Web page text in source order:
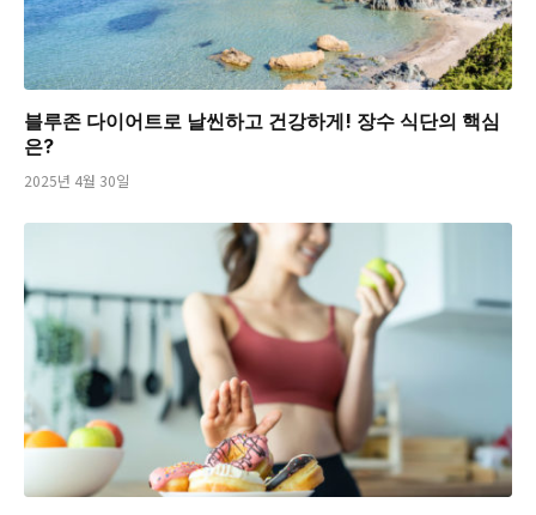
블루존 다이어트로 날씬하고 건강하게! 장수 식단의 핵심
은?
2025년 4월 30일